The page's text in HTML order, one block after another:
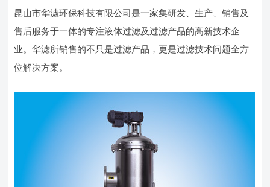
昆山市华滤环保科技有限公司是一家集研发、生产、销售及
售后服务于一体的专注液体过滤及过滤产品的高新技术企
业。华滤所销售的不只是过滤产品，更是过滤技术问题全方
位解决方案。